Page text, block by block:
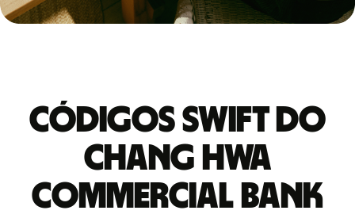
Códigos Swift do
CHANG HWA
COMMERCIAL BANK